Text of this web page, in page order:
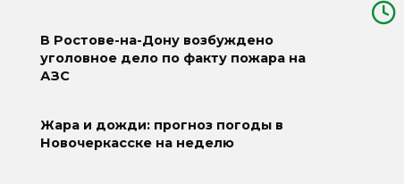
В Ростове-на-Дону возбуждено
уголовное дело по факту пожара на
АЗС
Жара и дожди: прогноз погоды в
Новочеркасске на неделю